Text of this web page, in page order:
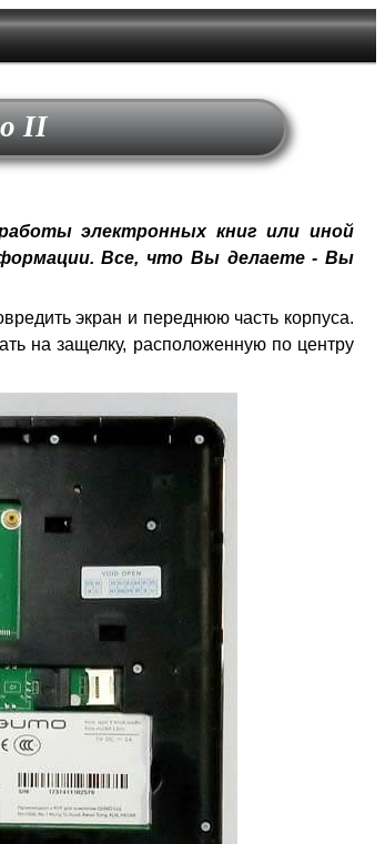
II
электронных книг или иной
Все, что Вы делаете - Вы
экран и переднюю часть корпуса.
на защелку, расположенную по центру